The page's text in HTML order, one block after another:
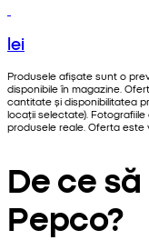
lei
Produsele afișate sunt o
disponibile în magazine.
cantitate și disponibilitatea
locații selectate).
produsele reale. Oferta este
De ce
Pepco?